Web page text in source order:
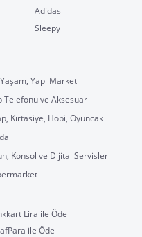
Adidas
Sleepy
Yapı Market
Telefonu ve Aksesuar
Kırtasiye, Hobi, Oyuncak
Konsol ve Dijital Servisler
Lira ile Öde
ile Öde